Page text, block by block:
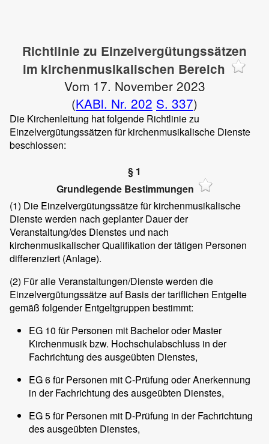
Richtlinie zu Einzelvergütungssätzen
im kirchenmusikalischen Bereich
Vom 17. November 2023
(KABl. Nr. 202 S. 337)
Die Kirchenleitung hat folgende Richtlinie zu
Einzelvergütungssätzen für kirchenmusikalische Dienste
beschlossen:
§ 1
Grundlegende Bestimmungen
(1) Die Einzelvergütungssätze für kirchenmusikalische
Dienste werden nach geplanter Dauer der
Veranstaltung/des Dienstes und nach
kirchenmusikalischer Qualifikation der tätigen Personen
differenziert (Anlage).
(2) Für alle Veranstaltungen/Dienste werden die
Einzelvergütungssätze auf Basis der tariflichen Entgelte
gemäß folgender Entgeltgruppen bestimmt:
EG 10 für Personen mit Bachelor oder Master
Kirchenmusik bzw. Hochschulabschluss in der
Fachrichtung des ausgeübten Dienstes,
EG 6 für Personen mit C-Prüfung oder Anerkennung
in der Fachrichtung des ausgeübten Dienstes,
EG 5 für Personen mit D-Prüfung in der Fachrichtung
des ausgeübten Dienstes,